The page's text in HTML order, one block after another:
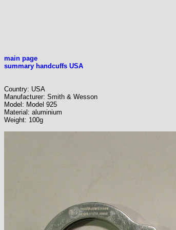
main page
summary handcuffs USA
Country: USA
Manufacturer: Smith & Wesson
Model: Model 925
Material: aluminium
Weight: 100g